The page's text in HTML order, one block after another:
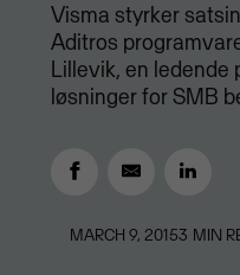
Visma styrker
Aditros
Lillevik, en ledende
løsninger for SMB
MARCH 9, 20153 MIN